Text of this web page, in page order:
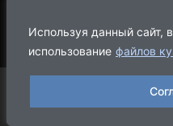
Используя данный сайт,
использование файлов
Адрес редакции: 670000, г. Улан-Удэ,